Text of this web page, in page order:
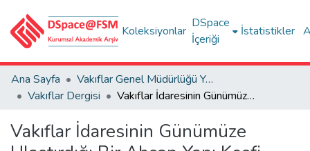
Koleksiyonlar
DSpace
İçeriği
İstatistikler
Ana Sayfa
Vakıflar Genel Müdürlüğü Yayınları
Vakıflar Dergisi
Vakıflar İdaresinin Günümüze Ulaştırdığı Bir Ahşap Yapı Keşfi Osman Efendi Tekkesi
Vakıflar İdaresinin Günümüze